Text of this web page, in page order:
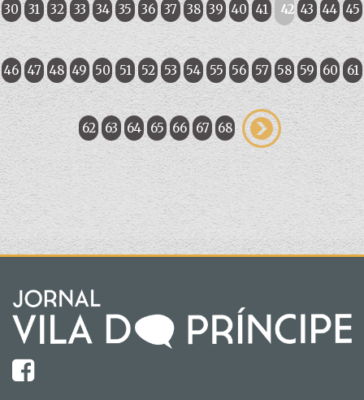
30 31 32 33 34 35 36 37 38 39 40 41 42 43 44 45
46 47 48 49 50 51 52 53 54 55 56 57 58 59 60 61
62 63 64 65 66 67 68